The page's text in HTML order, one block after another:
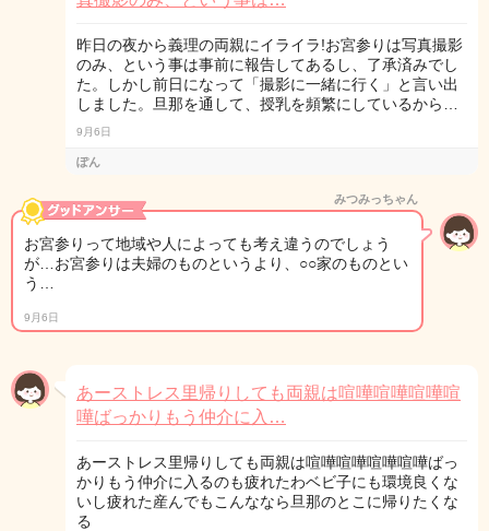
昨日の夜から義理の両親にイライラ!お宮参りは写真撮影
のみ、という事は事前に報告してあるし、了承済みでし
た。しかし前日になって「撮影に一緒に行く」と言い出
しました。旦那を通して、授乳を頻繁にしているから…
9月6日
ぽん
みつみっちゃん
お宮参りって地域や人によっても考え違うのでしょう
が…お宮参りは夫婦のものというより、○○家のものとい
う…
9月6日
あーストレス里帰りしても両親は喧嘩喧嘩喧嘩喧
嘩ばっかりもう仲介に入…
あーストレス里帰りしても両親は喧嘩喧嘩喧嘩喧嘩ばっ
かりもう仲介に入るのも疲れたわベビ子にも環境良くな
いし疲れた産んでもこんななら旦那のとこに帰りたくな
る